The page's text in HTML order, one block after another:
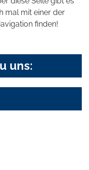
mal mit einer der
finden!
uns: